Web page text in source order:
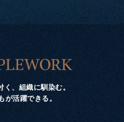
く、組織に馴染む。
が活躍できる。